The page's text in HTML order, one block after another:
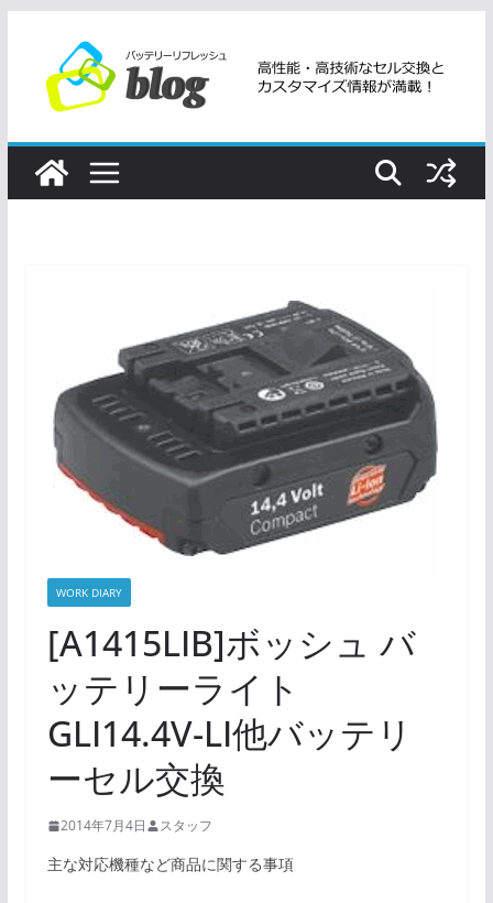
ツ
WORK DIARY
[A1415LIB]ボッシュ バ
ッテリーライト
GLI14.4V-LI他バッテリ
ーセル交換
2014年7月4日 スタッフ
主な対応機種など商品に関する事項